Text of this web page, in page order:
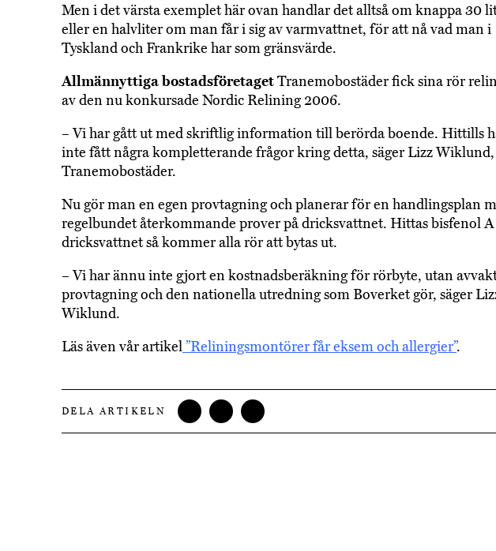
Men i det värsta exemplet här ovan handlar det alltså om knappa 30
eller en halvliter om man får i sig av varmvattnet, för att nå vad man i
Tyskland och Frankrike har som gränsvärde.
Allmännyttiga bostadsföretagetTranemobostäder fick sina rör
av den nu konkursade Nordic Relining 2006.
– Vi har gått ut med skriftlig information till berörda boende. Hittills
inte fått några kompletterande frågor kring detta, säger Lizz
Tranemobostäder.
Nu gör man en egen provtagning och planerar för en handlingsplan
regelbundet återkommande prover på dricksvattnet. Hittas bisfenol
dricksvattnet så kommer alla rör att bytas ut.
– Vi har ännu inte gjort en kostnadsberäkning för rörbyte, utan
provtagning och den nationella utredning som Boverket gör, säger
Wiklund.
Läs även vår artikel”Reliningsmontörer får eksem och allergier”.
DELA ARTIKELN